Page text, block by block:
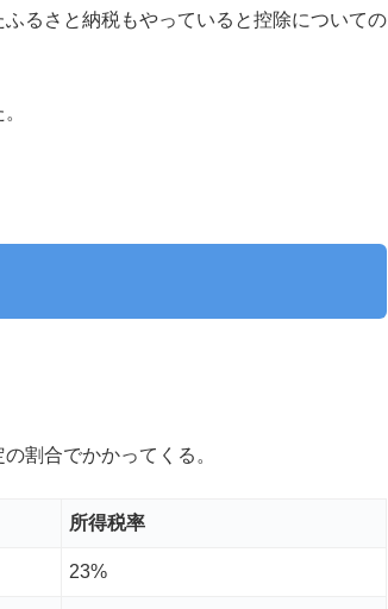
るさと納税もやっていると控除についての
割合でかかってくる。
所得税率
23%